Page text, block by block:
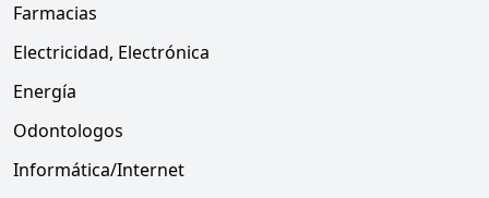
Farmacias
Electricidad, Electrónica
Energía
Odontologos
Informática/Internet